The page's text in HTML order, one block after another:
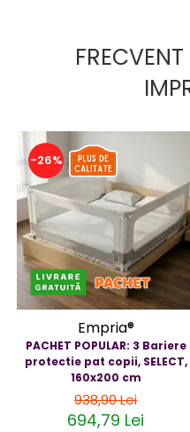
-26%
Empria®
PACHET POPULAR: 3 Bariere
protectie pat copii, SELECT,
160x200 cm
938,90 Lei
694,79 Lei